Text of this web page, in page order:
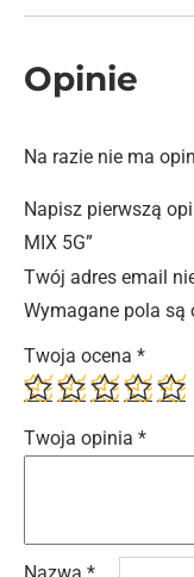
Opinie
Na razie nie ma
Napisz pierwszą
MIX 5G”
Twój adres email
Wymagane pola są
Twoja ocena *
Twoja opinia *